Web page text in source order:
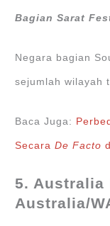
Bagian Sarat
Negara bagian
sejumlah wilayah
Baca Juga:
SecaraDe Facto
5. Australia
Australia/